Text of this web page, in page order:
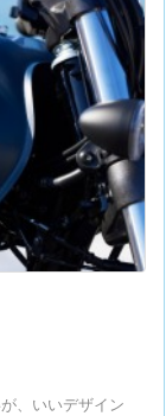
、いいデザイン